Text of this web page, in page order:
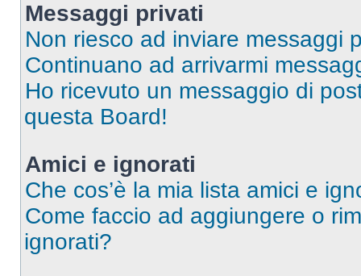
Messaggi privati
Non riesco ad inviare messaggi
Continuano ad arrivarmi
Ho ricevuto un messaggio di
questa Board!
Amici e ignorati
Che cos’è la mia lista amici e
Come faccio ad aggiungere o
ignorati?